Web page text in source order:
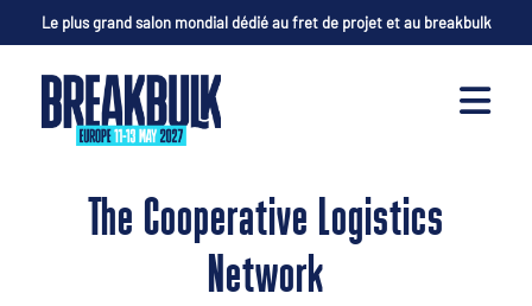
Le plus grand salon mondial dédié au fret de projet et au breakbulk
The Cooperative Logistics
Network